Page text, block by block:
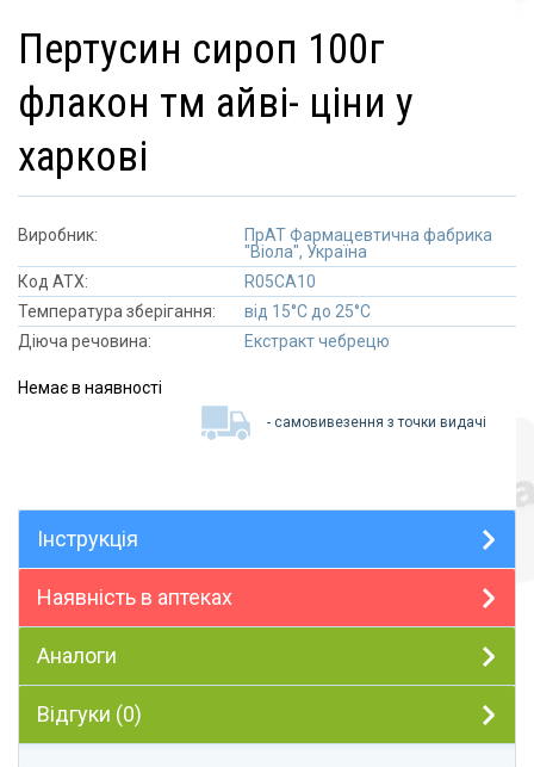
пертусин сироп 100г
флакон тм айві- ціни у
харкові
Виробник:
ПрАТ Фармацевтична фабрика
"Віола", Україна
Код АТХ:
R05CA10
Температура зберігання:
від 15°C до 25°C
Діюча речовина:
Екстракт чебрецю
Немає в наявності
- самовивезення з точки видачі
Інструкція
Наявність в аптеках
Аналоги
Відгуки (0)